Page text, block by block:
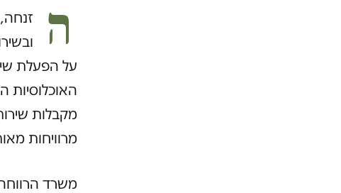
ה
על הפעלת
האוכלוסיות
מקבלות
מרוויחות
משרד